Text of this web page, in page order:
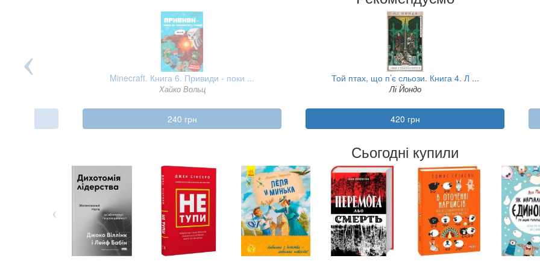
поки ... Той птах, що п’є сльози. Книга 4. Л ...
Лі Йондо
420 грн
Доки я тебе не знайду ...
Джон Ірвінг
720 грн
Сьогодні купили